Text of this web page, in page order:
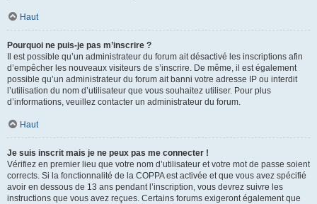
Haut
Pourquoi ne puis-je pas m’inscrire ?
Il est possible qu’un administrateur du forum ait désactivé les inscriptions afin
d’empêcher les nouveaux visiteurs de s’inscrire. De même, il est également
possible qu’un administrateur du forum ait banni votre adresse IP ou interdit
l’utilisation du nom d’utilisateur que vous souhaitez utiliser. Pour plus
d’informations, veuillez contacter un administrateur du forum.
Haut
Je suis inscrit mais je ne peux pas me connecter !
Vérifiez en premier lieu que votre nom d’utilisateur et votre mot de passe soient
corrects. Si la fonctionnalité de la COPPA est activée et que vous avez spécifié
avoir en dessous de 13 ans pendant l’inscription, vous devrez suivre les
instructions que vous avez reçues. Certains forums exigeront également que